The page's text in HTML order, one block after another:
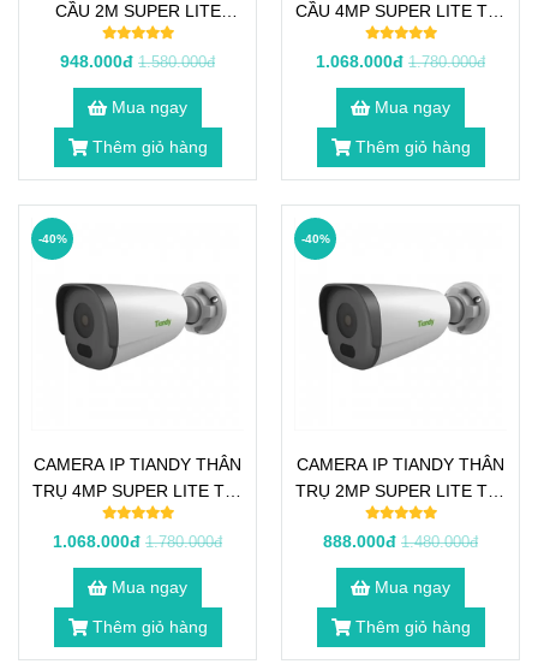
CẦU 2M SUPER LITE
STARLIGHT TC-C32GS
948.000đ 1.580.000đ
Mua ngay
Thêm giỏ hàng
CẦU 4MP SUPER LITE TC-
C34HN
1.068.000đ 1.780.000đ
Mua ngay
Thêm giỏ hàng
CAMERA IP TIANDY THÂN
TRỤ 4MP SUPER LITE TC-
C34GN
1.068.000đ 1.780.000đ
-40%
Mua ngay
Thêm giỏ hàng
CAMERA IP TIANDY THÂN
TRỤ 2MP SUPER LITE TC-
C32GN
888.000đ 1.480.000đ
-40%
Mua ngay
Thêm giỏ hàng